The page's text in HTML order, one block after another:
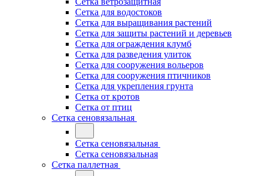
Сетка для водостоков
Сетка для выращивания растений
Сетка для защиты растений и деревьев
Сетка для ограждения клумб
Сетка для разведения улиток
Сетка для сооружения вольеров
Сетка для сооружения птичников
Сетка для укрепления грунта
Сетка от кротов
Сетка от птиц
Сетка сеновязальная
Сетка сеновязальная
Сетка сеновязальная
Сетка паллетная